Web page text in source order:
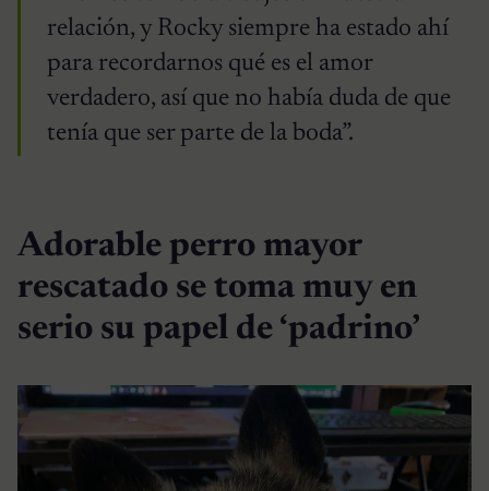
relación, y Rocky siempre ha estado ahí
para recordarnos qué es el amor
verdadero, así que no había duda de que
tenía que ser parte de la boda”.
Adorable perro mayor
rescatado se toma muy en
serio su papel de ‘padrino’